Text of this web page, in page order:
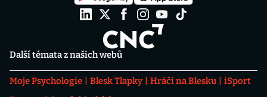
Další témata z našich webů
Moje Psychologie Blesk Tlapky Hráči na Blesku
iSport